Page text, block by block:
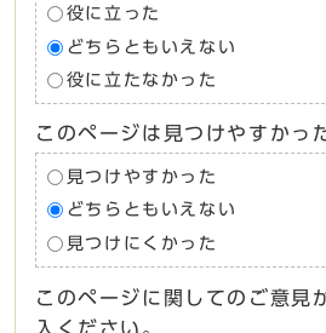
役に立った
どちらともいえない
役に立たなかった
このページは見つけやすかっ
見つけやすかった
どちらともいえない
見つけにくかった
このページに関してのご意見
入ください。